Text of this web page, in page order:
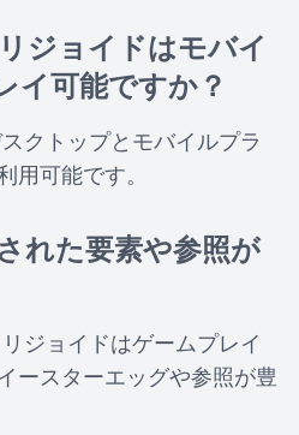
ジョイドはモバイ
イ可能ですか？
クトップとモバイルプラ
用可能です。
れた要素や参照が
ジョイドはゲームプレイ
ースターエッグや参照が豊